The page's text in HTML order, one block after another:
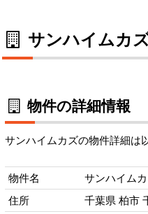
サンハイムカ
物件の詳細情報
サンハイムカズの物件詳細は
物件名
サンハイム
住所
千葉県 柏市